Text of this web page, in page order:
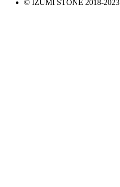
© IZUMI STONE 2018-2023